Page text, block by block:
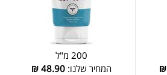
₪
200 מ"ל
המחיר שלנו: 48.90
₪